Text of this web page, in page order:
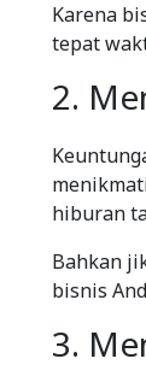
Karena
tepat
2.
hiburan
Bahkan
bisnis
3.